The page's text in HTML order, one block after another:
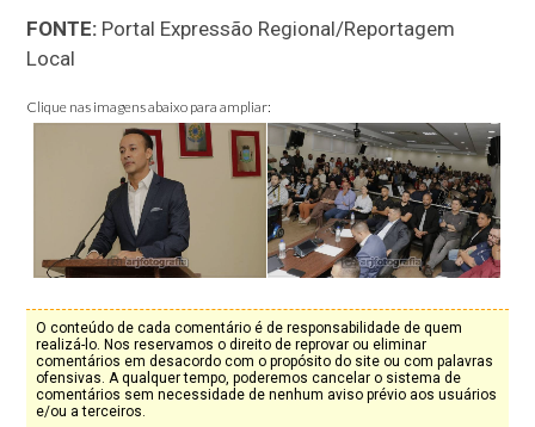
FONTE: Portal Expressão Regional/Reportagem
Local
Clique nas imagens abaixo para ampliar:
O conteúdo de cada comentário é de responsabilidade de quem
realizá-lo. Nos reservamos o direito de reprovar ou eliminar
comentários em desacordo com o propósito do site ou com palavras
ofensivas. A qualquer tempo, poderemos cancelar o sistema de
comentários sem necessidade de nenhum aviso prévio aos usuários
e/ou a terceiros.